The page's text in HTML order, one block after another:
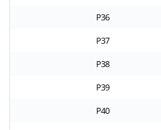
P36
P37
P38
P39
P40